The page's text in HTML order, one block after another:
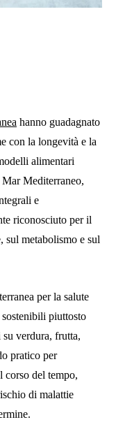
hanno guadagnato
con la longevità e la
alimentari
Mediterraneo,
e
riconosciuto per il
sul metabolismo e sul
per la salute
piuttosto
verdura, frutta,
pratico per
corso del tempo,
di malattie